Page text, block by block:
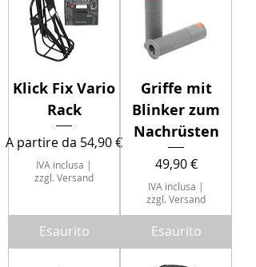
Klick Fix Vario
Rack
A partire da 54,90 €
Prezzo scontato
IVA inclusa |
zzgl. Versand
Esaurito
Griffe mit
Blinker zum
Nachrüsten
Prezzo
49,90 €
IVA inclusa |
zzgl. Versand
Esaurito